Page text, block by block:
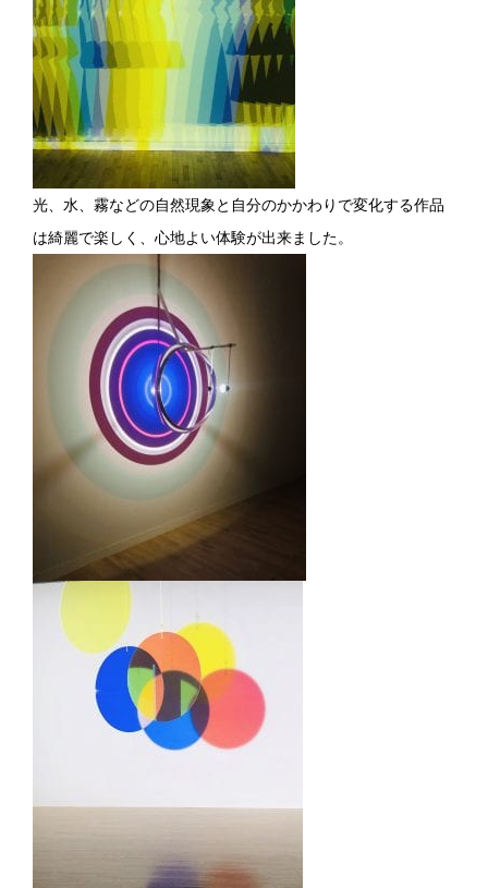
光、水、霧などの自然現象と自分のかかわりで変化する作品
は綺麗で楽しく、心地よい体験が出来ました。